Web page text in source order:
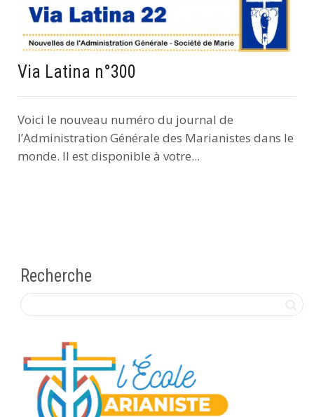
Via Latina n°300
Voici le nouveau numéro du journal de
l’Administration Générale des Marianistes dans le
monde. Il est disponible à votre...
Recherche